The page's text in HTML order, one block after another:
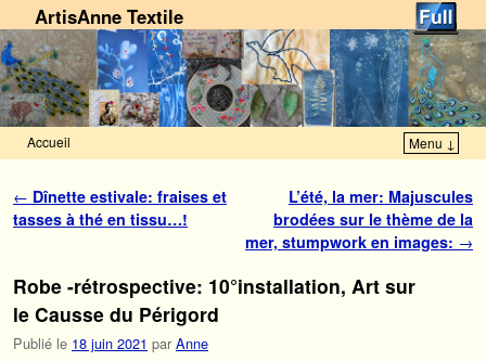
ArtisAnne Textile
Accueil Menu ↓
Navigation des articles
← Dînette estivale: fraises et
tasses à thé en tissu…!
L’été, la mer: Majuscules
brodées sur le thème de la
mer, stumpwork en images: →
Robe -rétrospective: 10°installation, Art sur
le Causse du Périgord
Publié le 18 juin 2021 par Anne